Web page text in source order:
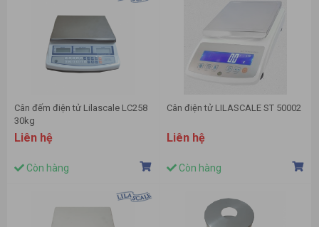
Cân đếm điện tử Lilascale LC258
30kg
Liên hệ
Còn hàng
Cân điện tử LILASCALE ST 50002
Liên hệ
Còn hàng